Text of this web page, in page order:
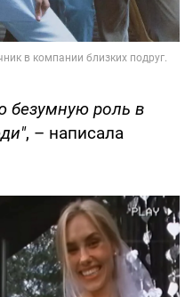
безумную роль в
, – написала